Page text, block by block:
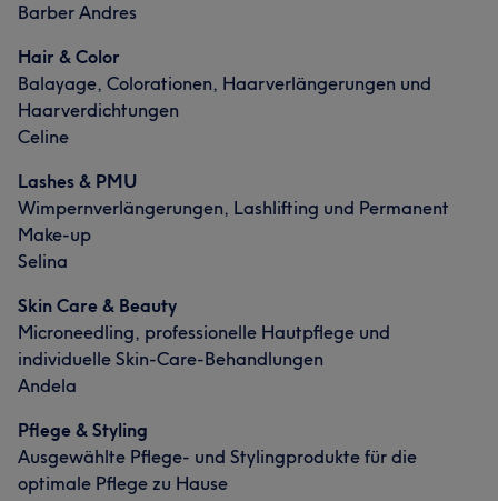
Barber Andres
Hair & Color
Balayage, Colorationen, Haarverlängerungen und
Haarverdichtungen
Celine
Lashes & PMU
Wimpernverlängerungen, Lashlifting und Permanent
Make-up
Selina
Skin Care & Beauty
Microneedling, professionelle Hautpflege und
individuelle Skin-Care-Behandlungen
Andela
Pflege & Styling
Ausgewählte Pflege- und Stylingprodukte für die
optimale Pflege zu Hause